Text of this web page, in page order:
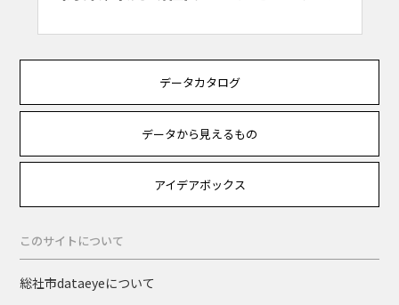
データカタログ
データから見えるもの
アイデアボックス
このサイトについて
総社市dataeyeについて